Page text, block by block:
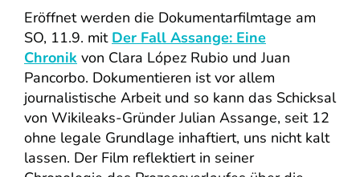
Eröffnet werden die Dokumentarfilmtage am
SO, 11.9. mit Der Fall Assange: Eine
Chronik von Clara López Rubio und Juan
Pancorbo. Dokumentieren ist vor allem
journalistische Arbeit und so kann das Schicksal
von Wikileaks-Gründer Julian Assange, seit 12
ohne legale Grundlage inhaftiert, uns nicht kalt
lassen. Der Film reflektiert in seiner